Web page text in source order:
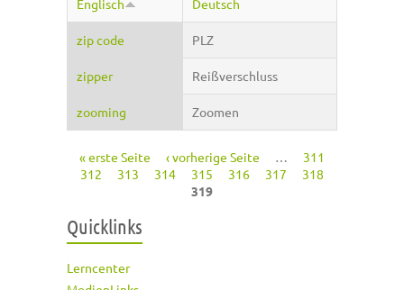
Englisch
Deutsch
zip code PLZ
zipper Reißverschluss
zooming Zoomen
Seiten
« erste Seite ‹ vorherige Seite …
311
312
313 314 315 316 317
318
319
Quicklinks
Lerncenter